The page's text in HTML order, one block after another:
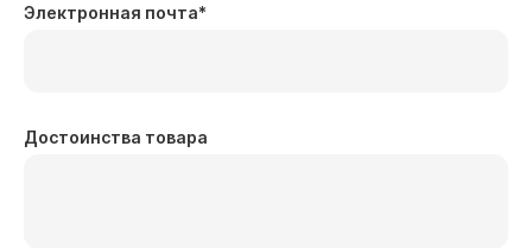
Электронная почта*
Достоинства товара